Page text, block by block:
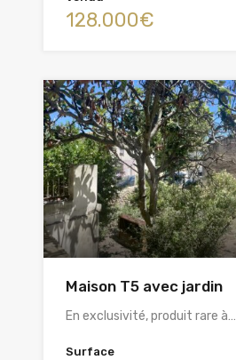
128.000€
Maison T5 avec jardin
En exclusivité, produit rare à…
Surface